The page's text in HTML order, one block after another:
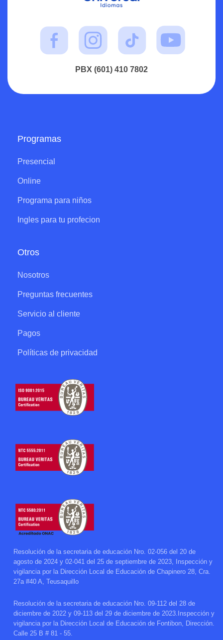
PBX (601) 410 7802
Programas
Presencial
Online
Programa para niños
Ingles para tu profecion
Otros
Nosotros
Preguntas frecuentes
Servicio al cliente
Pagos
Políticas de privacidad
Resolución de la secretaria de educación Nro. 02-056 del 20 de
agosto de 2024 y 02-041 del 25 de septiembre de 2023, Inspección y
vigilancia por la Dirección Local de Educación de Chapinero 28, Cra.
27a #40 A, Teusaquillo
Resolución de la secretaria de educación Nro. 09-112 del 28 de
diciembre de 2022 y 09-113 del 29 de diciembre de 2023.Inspección y
vigilancia por la Dirección Local de Educación de Fontibon, Dirección.
Calle 25 B # 81 - 55.